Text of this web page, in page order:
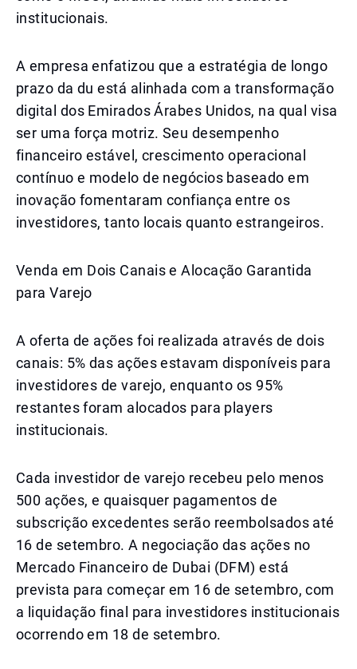
institucionais.
A empresa enfatizou que a estratégia de longo
prazo da du está alinhada com a transformação
digital dos Emirados Árabes Unidos, na qual visa
ser uma força motriz. Seu desempenho
financeiro estável, crescimento operacional
contínuo e modelo de negócios baseado em
inovação fomentaram confiança entre os
investidores, tanto locais quanto estrangeiros.
Venda em Dois Canais e Alocação Garantida
para Varejo
A oferta de ações foi realizada através de dois
canais: 5% das ações estavam disponíveis para
investidores de varejo, enquanto os 95%
restantes foram alocados para players
institucionais.
Cada investidor de varejo recebeu pelo menos
500 ações, e quaisquer pagamentos de
subscrição excedentes serão reembolsados até
16 de setembro. A negociação das ações no
Mercado Financeiro de Dubai (DFM) está
prevista para começar em 16 de setembro, com
a liquidação final para investidores institucionais
ocorrendo em 18 de setembro.